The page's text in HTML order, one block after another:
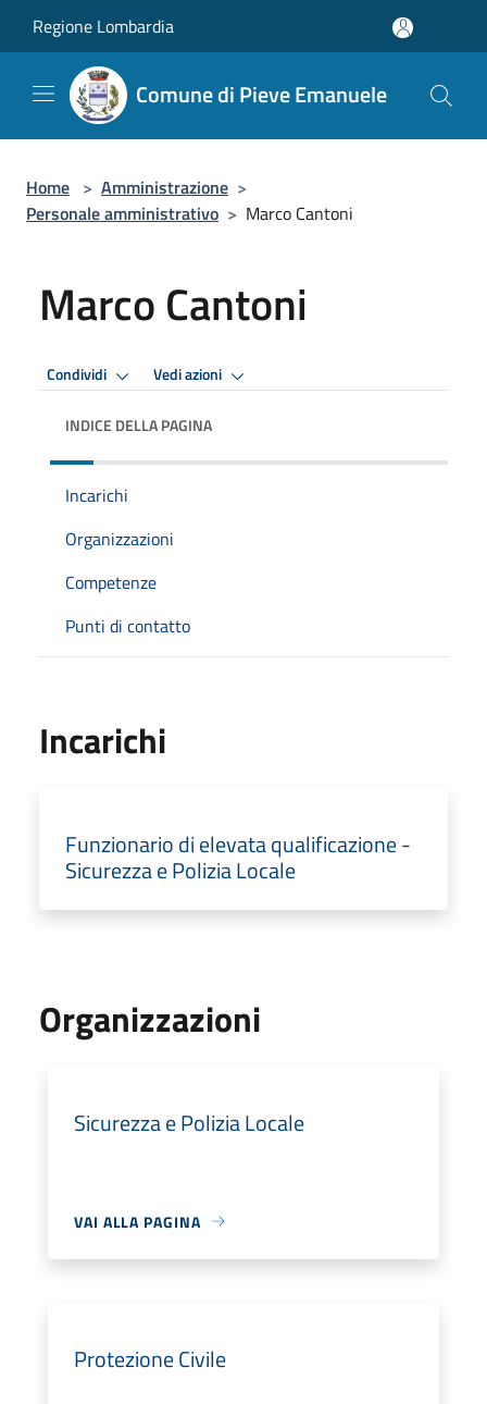
Regione Lombardia
Comune di Pieve Emanuele
Home > Amministrazione >
Personale amministrativo > Marco Cantoni
Marco Cantoni
Condividi Vedi azioni
INDICE DELLA PAGINA
Incarichi
Organizzazioni
Competenze
Punti di contatto
Incarichi
Funzionario di elevata qualificazione -
Sicurezza e Polizia Locale
Organizzazioni
Sicurezza e Polizia Locale
VAI ALLA PAGINA
Protezione Civile